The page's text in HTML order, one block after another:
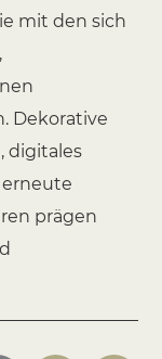
mit den sich
Dekorative
digitales
prägen